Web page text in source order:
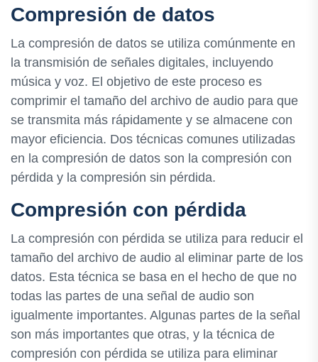
Compresión de datos
La compresión de datos se utiliza comúnmente en
la transmisión de señales digitales, incluyendo
música y voz. El objetivo de este proceso es
comprimir el tamaño del archivo de audio para que
se transmita más rápidamente y se almacene con
mayor eficiencia. Dos técnicas comunes utilizadas
en la compresión de datos son la compresión con
pérdida y la compresión sin pérdida.
Compresión con pérdida
La compresión con pérdida se utiliza para reducir el
tamaño del archivo de audio al eliminar parte de los
datos. Esta técnica se basa en el hecho de que no
todas las partes de una señal de audio son
igualmente importantes. Algunas partes de la señal
son más importantes que otras, y la técnica de
compresión con pérdida se utiliza para eliminar